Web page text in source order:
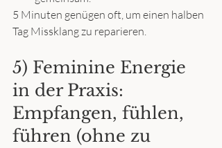
5 Minuten genügen oft, um einen halben
Tag Missklang zu reparieren.
5) Feminine Energie
in der Praxis:
Empfangen, fühlen,
führen (ohne zu